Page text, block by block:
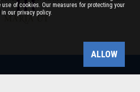
use of cookies. Our measures for protecting your
our privacy policy.
ALLOW